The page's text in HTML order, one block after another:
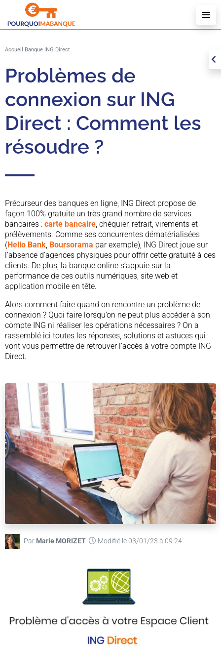
Accueil Banque ING Direct
Problèmes de
connexion sur ING
Direct : Comment les
résoudre ?
Précurseur des banques en ligne, ING Direct propose de
façon 100% gratuite un très grand nombre de services
bancaires : carte bancaire, chéquier, retrait, virements et
prélèvements. Comme ses concurrentes dématérialisées
(Hello Bank, Boursorama par exemple), ING Direct joue sur
l’absence d’agences physiques pour offrir cette gratuité à ces
clients. De plus, la banque online s’appuie sur la
performance de ces outils numériques, site web et
application mobile en tête.
Alors comment faire quand on rencontre un problème de
connexion ? Quoi faire lorsqu’on ne peut plus accéder à son
compte ING ni réaliser les opérations nécessaires ? On a
rassemblé ici toutes les réponses, solutions et astuces qui
vont vous permettre de retrouver l’accès à votre compte ING
Direct.
Par Marie MORIZET Modifié le 03/01/23 à 09:24